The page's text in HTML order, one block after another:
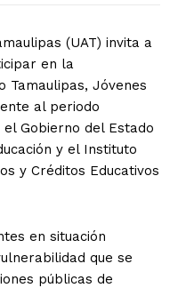
(UAT) invita a
en la
Tamaulipas, Jóvenes
al periodo
Gobierno del Estado
y el Instituto
y Créditos Educativos
en situación
que se
públicas de